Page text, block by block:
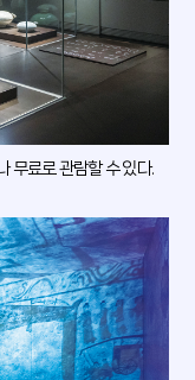
무료로 관람할 수 있다.